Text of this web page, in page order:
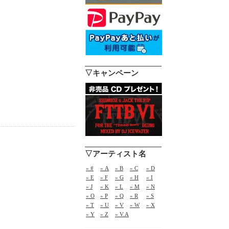
▽キャンペーン
▽アーティスト名
» # » A » B » C
» D
» E
» F » G » H
» I
» J
» K » L » M
» N
» O
» P » Q » R
» S
» T
» U » V » W
» X
» Y
» Z » V.A